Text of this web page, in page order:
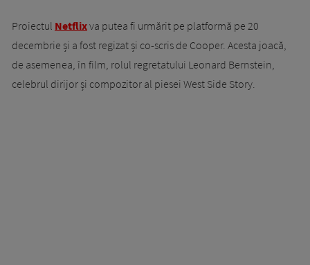
Proiectul Netflixva putea fi urmărit pe platformă pe 20
decembrie și a fost regizat și co-scris de Cooper. Acesta joacă,
de asemenea, în film, rolul regretatului Leonard Bernstein,
celebrul dirijor și compozitor al piesei West Side Story.